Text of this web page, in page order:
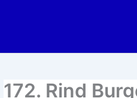
172. Rind